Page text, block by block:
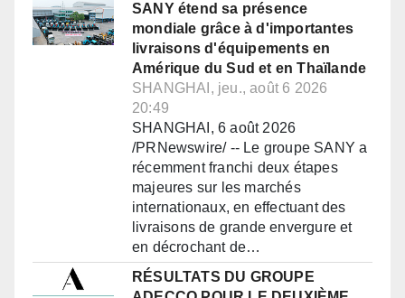
SANY étend sa présence
mondiale grâce à d'importantes
livraisons d'équipements en
Amérique du Sud et en Thaïlande
SHANGHAI, jeu., août 6 2026
20:49
SHANGHAI, 6 août 2026
/PRNewswire/ -- Le groupe SANY a
récemment franchi deux étapes
majeures sur les marchés
internationaux, en effectuant des
livraisons de grande envergure et
en décrochant de…
RÉSULTATS DU GROUPE